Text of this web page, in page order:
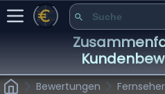
Bewertungen Fernseher